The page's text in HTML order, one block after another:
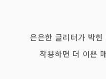
은은한 글리터가 박
착용하면 더 이쁜